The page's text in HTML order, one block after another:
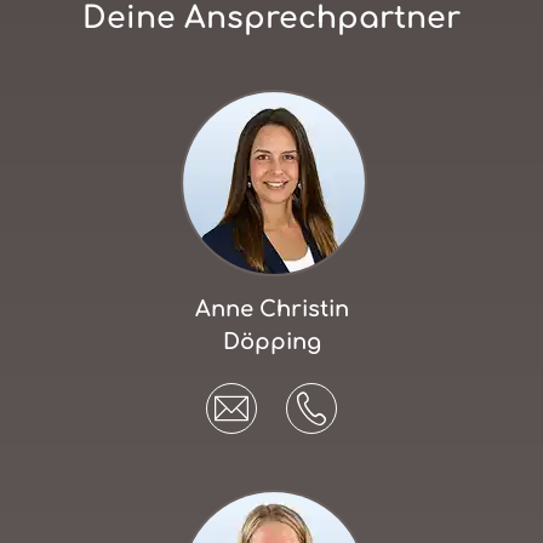
Deine Ansprechpartner
Anne Christin
Döpping